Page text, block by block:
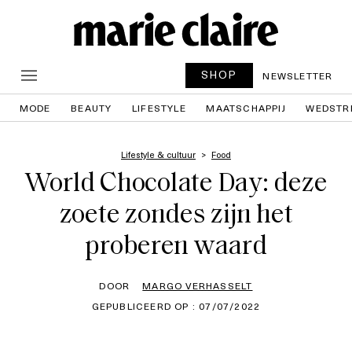
SHOP NEWSLETTER
MODE BEAUTY LIFESTYLE MAATSCHAPPIJ
Lifestyle & cultuur Food
World Chocolate Day: deze
zoete zondes zijn het
proberen waard
DOOR
MARGO VERHASSELT
GEPUBLICEERD OP : 07/07/2022